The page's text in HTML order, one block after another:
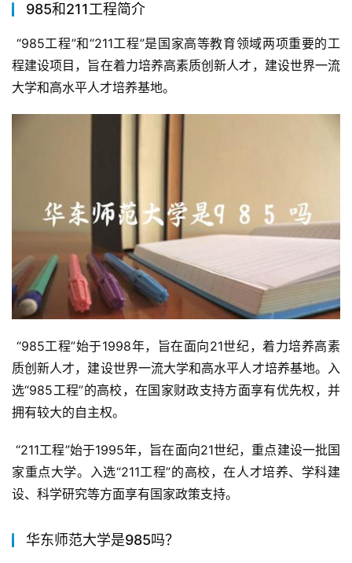
985和211工程简介
程建设项目，旨在着力培养高素质创新人才，建设世界一流
大学和高水平人才培养基地。
质创新人才，建设世界一流大学和高水平人才培养基地。入
选“985工程”的高校，在国家财政支持方面享有优先权，并
拥有较大的自主权。
“211工程”始于1995年，旨在面向21世纪，重点建设一批国
家重点大学。入选“211工程”的高校，在人才培养、学科建
设、科学研究等方面享有国家政策支持。
华东师范大学是985吗？